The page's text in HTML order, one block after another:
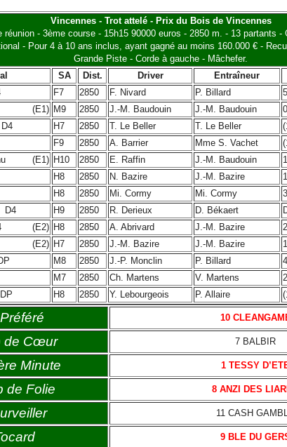
Vincennes - Trot attelé - Prix du Bois de Vincennes
réunion - 3ème course - 15h15 90000 euros - 2850 m. - 13 partants -
- Pour 4 à 10 ans inclus, ayant gagné au moins 160.000 € -
Grande Piste - Corde à gauche - Mâchefer.
SA Dist. Driver Entraîneur
F7 2850 F. Nivard P. Billard
(E1) M9 2850 J.-M. Baudouin J.-M. Baudouin
D4 H7 2850 T. Le Beller T. Le Beller
F9 2850 A. Barrier Mme S. Vachet
(E1) H10 2850 E. Raffin J.-M. Baudouin
H8 2850 N. Bazire J.-M. Bazire
H8 2850 Mi. Cormy Mi. Cormy
D4 H9 2850 R. Derieux D. Békaert
(E2) H8 2850 A. Abrivard J.-M. Bazire
(E2) H7 2850 J.-M. Bazire J.-M. Bazire
M8 2850 J.-P. Monclin P. Billard
M7 2850 Ch. Martens V. Martens
DP H8 2850 Y. Lebourgeois P. Allaire
10
de Cœur 7 BALBIR
Minute 1 TESSY
de Folie 8 ANZI DES
11 CASH
9 BLE DU